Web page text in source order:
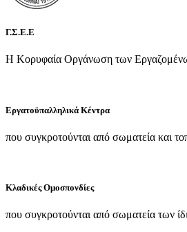
Γ.Σ.Ε.Ε
Η Κορυφαία Οργάνωση των Εργαζομένων
Εργατοϋπαλληλικά Κέντρα
που συγκροτούνται από σωματεία και
Κλαδικές Ομοσπονδίες
που συγκροτούνται από σωματεία των